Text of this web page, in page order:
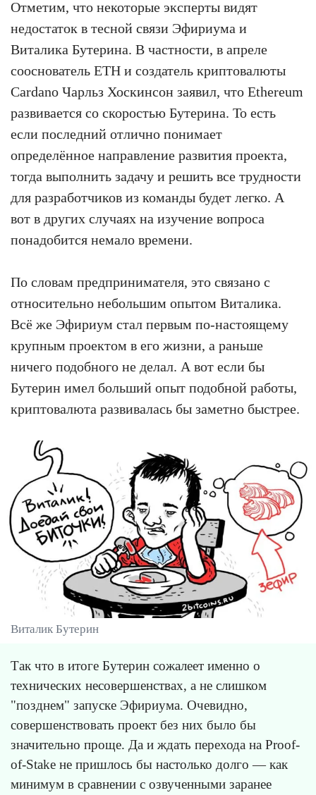
Отметим, что некоторые эксперты видят
недостаток в тесной связи Эфириума и
Виталика Бутерина. В частности, в апреле
сооснователь ETH и создатель криптовалюты
Cardano Чарльз Хоскинсон заявил, что Ethereum
развивается со скоростью Бутерина. То есть
если последний отлично понимает
определённое направление развития проекта,
тогда выполнить задачу и решить все трудности
для разработчиков из команды будет легко. А
вот в других случаях на изучение вопроса
понадобится немало времени.
По словам предпринимателя, это связано с
относительно небольшим опытом Виталика.
Всё же Эфириум стал первым по-настоящему
крупным проектом в его жизни, а раньше
ничего подобного не делал. А вот если бы
Бутерин имел больший опыт подобной работы,
криптовалюта развивалась бы заметно быстрее.
Виталик Бутерин
Так что в итоге Бутерин сожалеет именно о
технических несовершенствах, а не слишком
"позднем" запуске Эфириума. Очевидно,
совершенствовать проект без них было бы
значительно проще. Да и ждать перехода на Proof-
of-Stake не пришлось бы настолько долго — как
минимум в сравнении с озвученными заранее